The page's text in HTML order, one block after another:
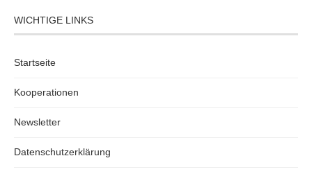
WICHTIGE LINKS
Startseite
Kooperationen
Newsletter
Datenschutzerklärung